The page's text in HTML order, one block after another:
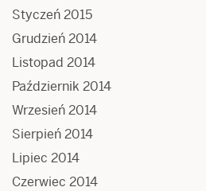
Styczeń 2015
Grudzień 2014
Listopad 2014
Październik 2014
Wrzesień 2014
Sierpień 2014
Lipiec 2014
Czerwiec 2014